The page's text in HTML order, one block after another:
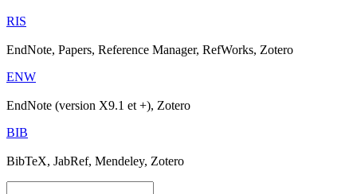
RIS
EndNote, Papers, Reference Manager, RefWorks, Zotero
ENW
EndNote (version X9.1 et +), Zotero
BIB
BibTeX, JabRef, Mendeley, Zotero